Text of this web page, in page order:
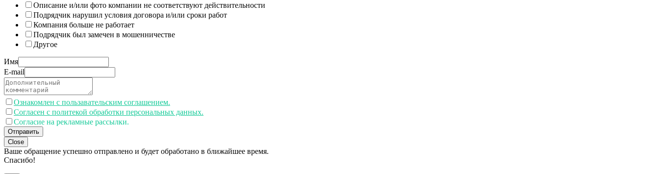
Описание и/или фото компании не соответствуют действительности
Подрядчик нарушил условия договора и/или сроки работ
Компания больше не работает
Подрядчик был замечен в мошенничестве
Другое
Имя
E-mail
Ознакомлен с пользавательским соглашением.
Согласен с политекой обработки персональных данных.
Согласие на рекламные рассылки.
Отправить
Close
Ваше обращение успешно отправлено и будет обработано в ближайшее время.
Спасибо!